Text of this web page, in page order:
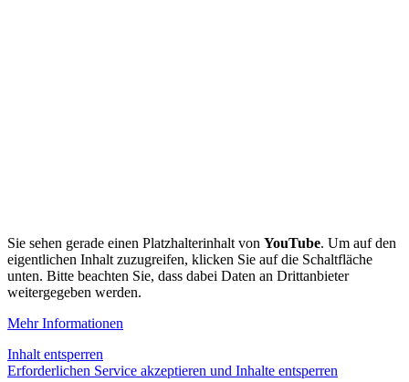
Sie sehen gerade einen Platzhalterinhalt von YouTube. Um auf den
eigentlichen Inhalt zuzugreifen, klicken Sie auf die Schaltfläche
unten. Bitte beachten Sie, dass dabei Daten an Drittanbieter
weitergegeben werden.
Mehr Informationen
Inhalt entsperren
Erforderlichen Service akzeptieren und Inhalte entsperren